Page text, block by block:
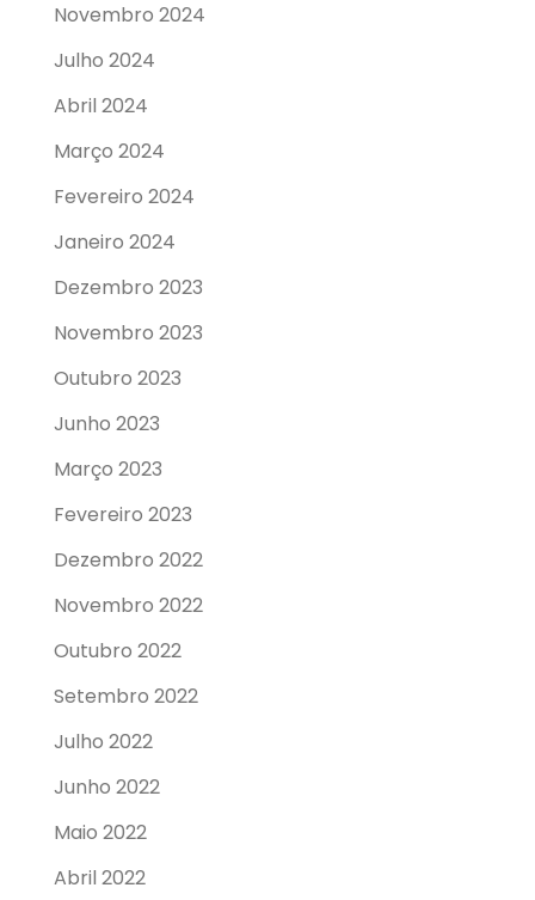
Novembro 2024
Julho 2024
Abril 2024
Março 2024
Fevereiro 2024
Janeiro 2024
Dezembro 2023
Novembro 2023
Outubro 2023
Junho 2023
Março 2023
Fevereiro 2023
Dezembro 2022
Novembro 2022
Outubro 2022
Setembro 2022
Julho 2022
Junho 2022
Maio 2022
Abril 2022